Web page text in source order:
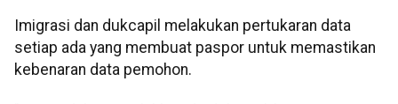
Imigrasi dan dukcapil melakukan pertukaran data
setiap ada yang membuat paspor untuk memastikan
kebenaran data pemohon.